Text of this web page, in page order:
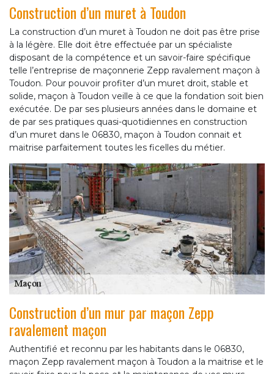
Construction d’un muret à Toudon
La construction d’un muret à Toudon ne doit pas être prise
à la légère. Elle doit être effectuée par un spécialiste
disposant de la compétence et un savoir-faire spécifique
telle l’entreprise de maçonnerie Zepp ravalement maçon à
Toudon. Pour pouvoir profiter d’un muret droit, stable et
solide, maçon à Toudon veille à ce que la fondation soit bien
exécutée. De par ses plusieurs années dans le domaine et
de par ses pratiques quasi-quotidiennes en construction
d’un muret dans le 06830, maçon à Toudon connait et
maitrise parfaitement toutes les ficelles du métier.
Construction d’un mur par maçon Zepp
ravalement maçon
Authentifié et reconnu par les habitants dans le 06830,
maçon Zepp ravalement maçon à Toudon a la maitrise et le